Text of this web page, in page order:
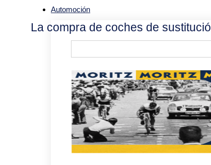
Automoción
La compra de coches de